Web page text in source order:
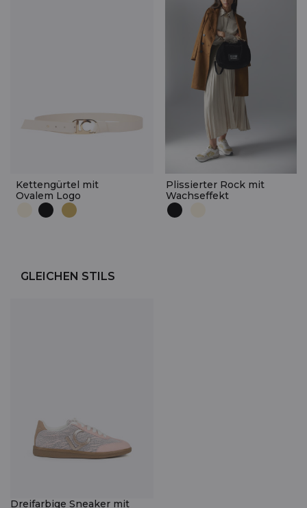
Kettengürtel mit
Ovalem Logo
Plissierter Rock mit
Wachseffekt
GLEICHEN STILS
Dreifarbige Sneaker mit